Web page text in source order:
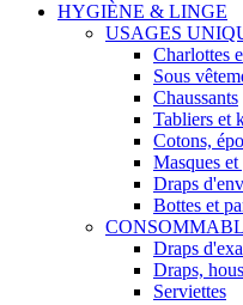
HYGIÈNE & LINGE
USAGES
Charlottes
Sous
Chaussants
Tabliers et
Cotons,
Masques
Draps
Bottes et
Draps
Draps,
Serviettes